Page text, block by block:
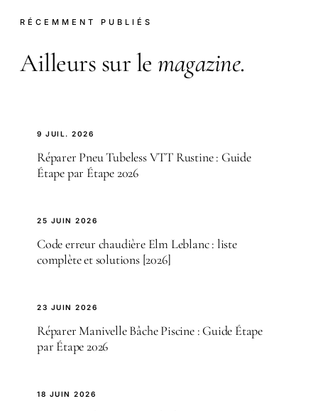
RÉCEMMENT PUBLIÉS
Ailleurs sur le magazine.
9 JUIL. 2026
Réparer Pneu Tubeless VTT Rustine : Guide
Étape par Étape 2026
25 JUIN 2026
Code erreur chaudière Elm Leblanc : liste
complète et solutions [2026]
23 JUIN 2026
Réparer Manivelle Bâche Piscine : Guide Étape
par Étape 2026
18 JUIN 2026